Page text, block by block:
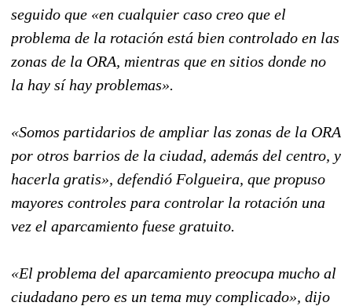
seguido que «en cualquier caso creo que el
problema de la rotación está bien controlado en las
zonas de la ORA, mientras que en sitios donde no
la hay sí hay problemas».
«Somos partidarios de ampliar las zonas de la ORA
por otros barrios de la ciudad, además del centro, y
hacerla gratis», defendió Folgueira, que propuso
mayores controles para controlar la rotación una
vez el aparcamiento fuese gratuito.
«El problema del aparcamiento preocupa mucho al
ciudadano pero es un tema muy complicado», dijo